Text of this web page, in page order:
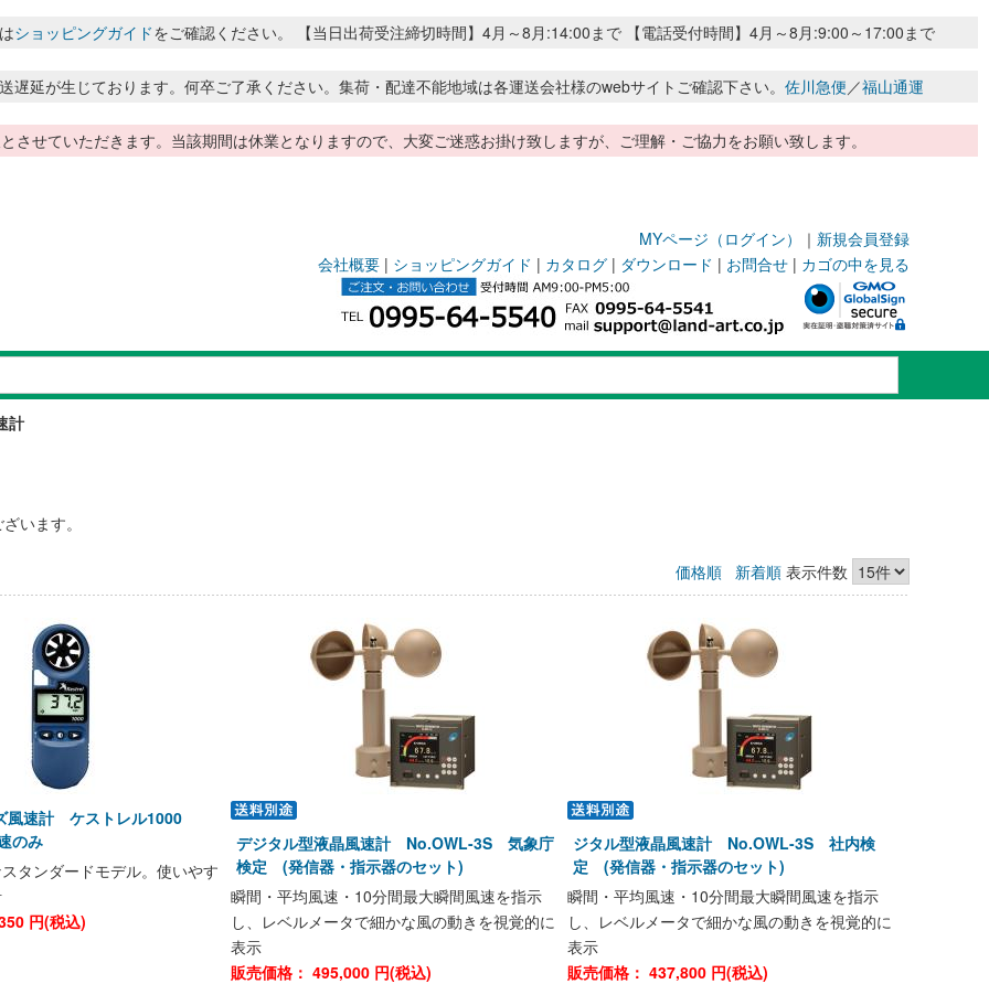
ショッピングガイドをご確認ください。 【当日出荷受注締切時間】4月～8月:14:00まで 【電話受付時間】4月～8月:9:00～17:00まで
延が生じております。何卒ご了承ください。集荷・配達不能地域は各運送会社様のwebサイトご確認下さい。 佐川急便／福山通運
させていただきます。当該期間は休業となりますので、大変ご迷惑お掛け致しますが、ご理解・ご協力をお願い致します。
MYページ（ログイン） ｜ 新規会員登録
会社概要 | ショッピングガイド | カタログ | ダウンロード | お問合せ | カゴの中を見る
計
います。
価格順 新着順 表示件数
風速計 ケストレル1000
のみ
タンダードモデル。使いやす
円(税込)
デジタル型液晶風速計 No.OWL-3S 気象庁
検定 (発信器・指示器のセット)
瞬間・平均風速・10分間最大瞬間風速を指示
し、レベルメータで細かな風の動きを視覚的に
表示
販売価格： 495,000 円(税込)
ジタル型液晶風速計 No.OWL-3S 社内検
定 (発信器・指示器のセット)
瞬間・平均風速・10分間最大瞬間風速を指示
し、レベルメータで細かな風の動きを視覚的に
表示
販売価格： 437,800 円(税込)